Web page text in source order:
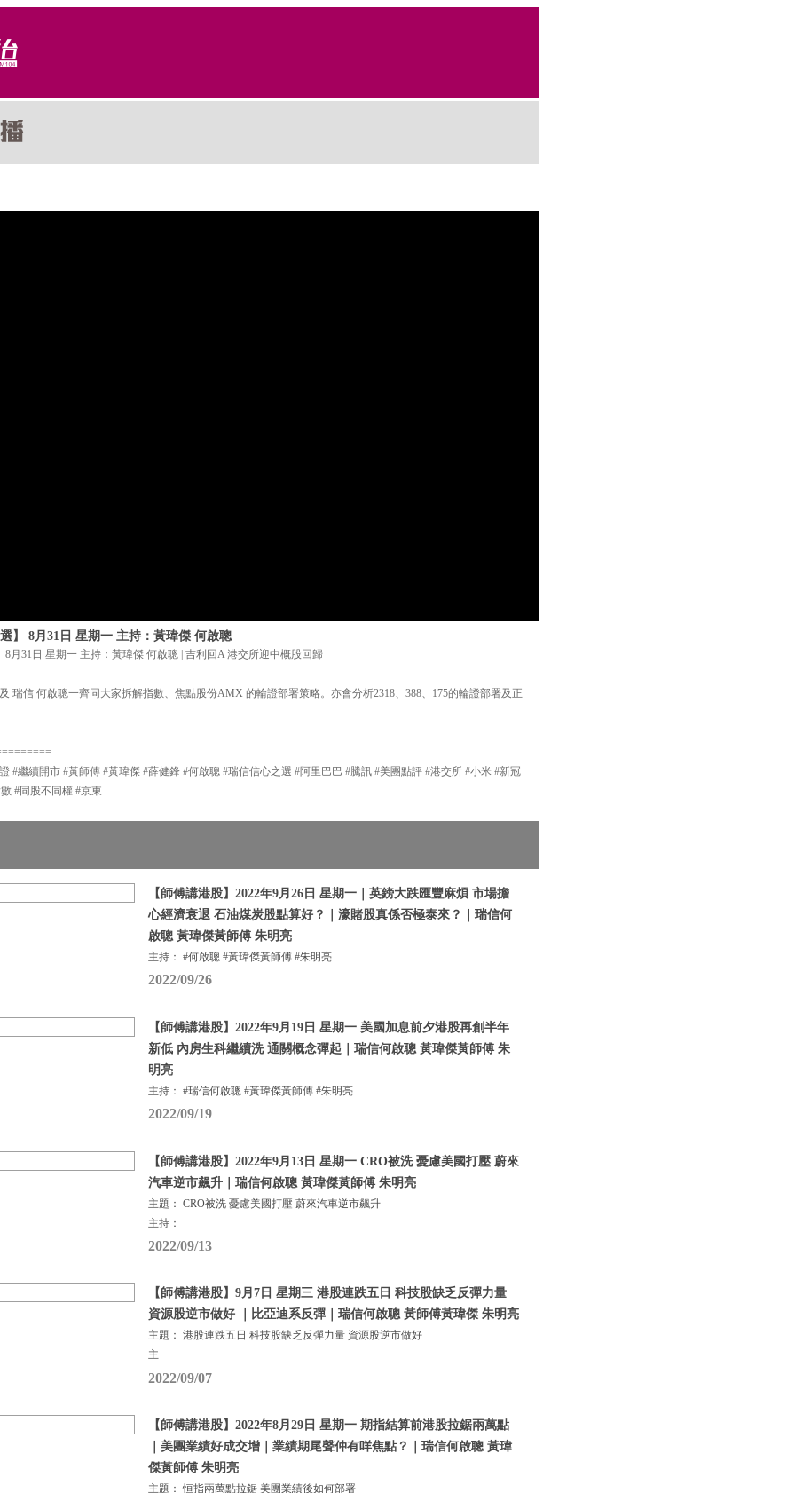
】 8月31日 星期一 主持：黃瑋傑 何啟聰
月31日 星期一 主持：黃瑋傑 何啟聰 | 吉利回A 港交所迎中概股回歸
瑞信 何啟聰一齊同大家拆解指數、焦點股份AMX 的輪證部署策略。亦會分析2318、388、175的輪證部署及正
#繼續開市 #黃師傅 #黃瑋傑 #薛健鋒 #何啟聰 #瑞信信心之選 #阿里巴巴 #騰訊 #美團點評 #港交所 #小米 #新冠
#同股不同權 #京東
【師傅講港股】2022年9月26日 星期一｜英鎊大跌匯豐麻煩 市場擔
心經濟衰退 石油煤炭股點算好？｜濠賭股真係否極泰來？｜瑞信何
啟聰 黃瑋傑黃師傅 朱明亮
主持： #何啟聰 #黃瑋傑黃師傅 #朱明亮
2022/09/26
【師傅講港股】2022年9月19日 星期一 美國加息前夕港股再創半年
新低 內房生科繼續洗 通關概念彈起｜瑞信何啟聰 黃瑋傑黃師傅 朱
明亮
主持： #瑞信何啟聰 #黃瑋傑黃師傅 #朱明亮
2022/09/19
【師傅講港股】2022年9月13日 星期一 CRO被洗 憂慮美國打壓 蔚來
汽車逆市飆升｜瑞信何啟聰 黃瑋傑黃師傅 朱明亮
主題： CRO被洗 憂慮美國打壓 蔚來汽車逆市飆升
主持：
2022/09/13
【師傅講港股】9月7日 星期三 港股連跌五日 科技股缺乏反彈力量
資源股逆市做好 ｜比亞迪系反彈｜瑞信何啟聰 黃師傅黃瑋傑 朱明亮
主題： 港股連跌五日 科技股缺乏反彈力量 資源股逆市做好
主
2022/09/07
【師傅講港股】2022年8月29日 星期一 期指結算前港股拉鋸兩萬點
｜美團業績好成交增｜業績期尾聲仲有咩焦點？｜瑞信何啟聰 黃瑋
傑黃師傅 朱明亮
主題： 恒指兩萬點拉鋸 美團業績後如何部署